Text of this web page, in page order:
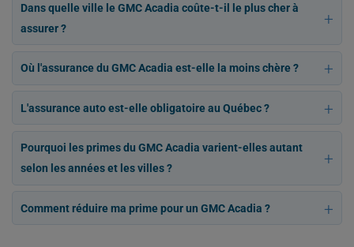
Dans quelle ville le GMC Acadia coûte-t-il le plus cher à
assurer ?
Où l'assurance du GMC Acadia est-elle la moins chère ?
L'assurance auto est-elle obligatoire au Québec ?
Pourquoi les primes du GMC Acadia varient-elles autant
selon les années et les villes ?
Comment réduire ma prime pour un GMC Acadia ?